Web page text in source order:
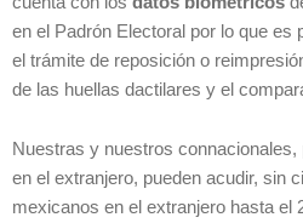
en el Padrón Electoral por lo que es
el trámite de reposición o
de las huellas dactilares y el
Nuestras y nuestros connacionales,
en el extranjero, pueden acudir, sin
mexicanos en el extranjero hasta el